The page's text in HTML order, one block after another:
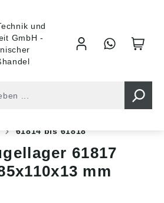
61814 bis 61818
61817
mm